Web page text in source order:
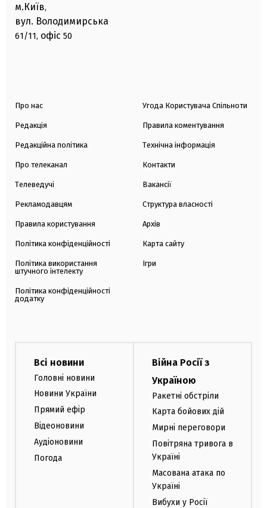
м.Київ,
вул. Володимирська
61/11, офіс 50
Про нас
Редакція
Редакційна політика
Про телеканал
Телеведучі
Рекламодавцям
Правила користування
Політика конфіденційності
Політика використання
штучного інтелекту
Політика конфіденційності
додатку
Угода Користувача Спільноти
Правила коментування
Технічна інформація
Контакти
Вакансії
Структура власності
Архів
Карта сайту
Ігри
Всі новини
Головні новини
Новини України
Прямий ефір
Відеоновини
Аудіоновини
Погода
Війна Росії з
Україною
Ракетні обстріли
Карта бойових дій
Мирні переговори
Повітряна тривога в
Україні
Масована атака по
Україні
Вибухи у Росії